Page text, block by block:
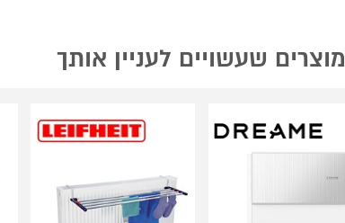
מוצרים שעשויים לעניין אותך